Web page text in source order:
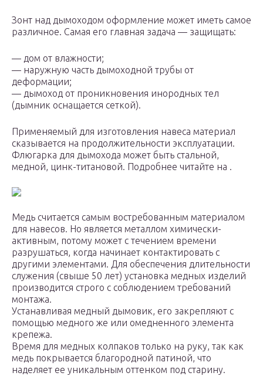
Зонт над дымоходом оформление может иметь самое
различное. Самая его главная задача — защищать:
— дом от влажности;
— наружную часть дымоходной трубы от
деформации;
— дымоход от проникновения инородных тел
(дымник оснащается сеткой).
Применяемый для изготовления навеса материал
сказывается на продолжительности эксплуатации.
Флюгарка для дымохода может быть стальной,
медной, цинк-титановой. Подробнее читайте на .
Медь считается самым востребованным материалом
для навесов. Но является металлом химически-
активным, потому может с течением времени
разрушаться, когда начинает контактировать с
другими элементами. Для обеспечения длительности
служения (свыше 50 лет) установка медных изделий
производится строго с соблюдением требований
монтажа.
Устанавливая медный дымовик, его закрепляют с
помощью медного же или омедненного элемента
крепежа.
Время для медных колпаков только на руку, так как
медь покрывается благородной патиной, что
наделяет ее уникальным оттенком под старину.